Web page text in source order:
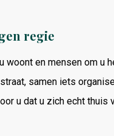
regie
woont en mensen om u
samen iets
u dat u zich echt thuis